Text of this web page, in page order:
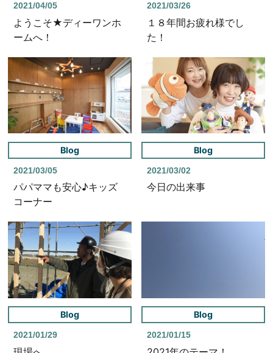
2021/04/05
ようこそ★ディーワンホ
ームへ！
2021/03/26
１８年間お疲れ様でし
た！
Blog
2021/03/05
パパママも安心♪キッズ
コーナー
Blog
2021/03/02
今日の出来事
Blog
2021/01/29
Blog
2021/01/15